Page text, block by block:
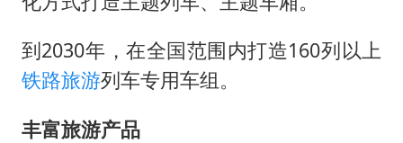
到2030年，在全国范围内打造160列以上
铁路旅游列车专用车组。
丰富旅游产品